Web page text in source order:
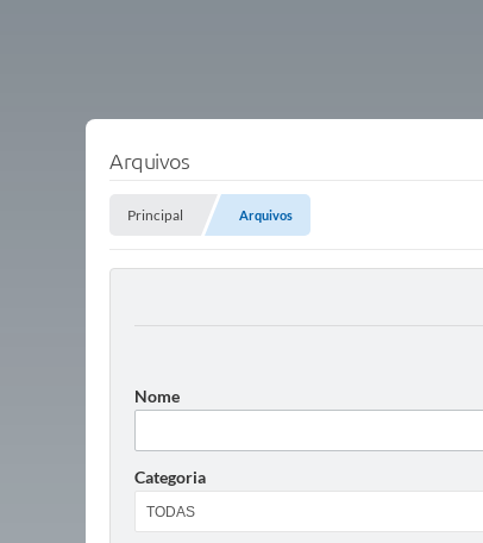
Arquivos
Principal Arquivos
Nome
Categoria